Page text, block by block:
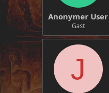
Anonymer User
Gast
J